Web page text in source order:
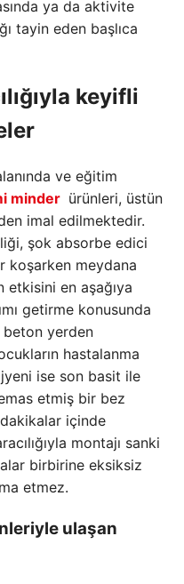
ya da aktivite
tayin eden başlıca
keyifli
ve eğitim
minder ürünleri, üstün
imal edilmektedir.
şok absorbe edici
koşarken meydana
en aşağıya
getirme konusunda
beton yerden
hastalanma
ise son basit ile
etmiş bir bez
içinde
montajı sanki
birbirine eksiksiz
etmez.
ulaşan